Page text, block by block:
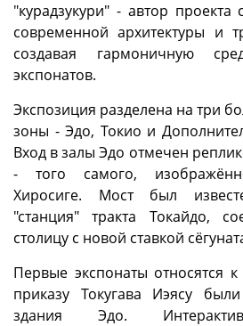
"курадзукури" - автор проекта
современной архитектуры и
создавая гармоничную
экспонатов.
Экспозиция разделена на три
зоны - Эдо, Токио и
Вход в залы Эдо отмечен
- того самого,
Хиросиге. Мост был
"станция" тракта Токайдо,
столицу с новой ставкой
Первые экспонаты относятся
приказу Токугава Иэясу
здания Эдо.